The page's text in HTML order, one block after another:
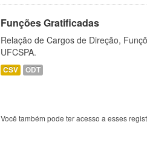
Funções Gratificadas
Relação de Cargos de Direção,
UFCSPA.
CSV ODT
Você também pode ter acesso a esses